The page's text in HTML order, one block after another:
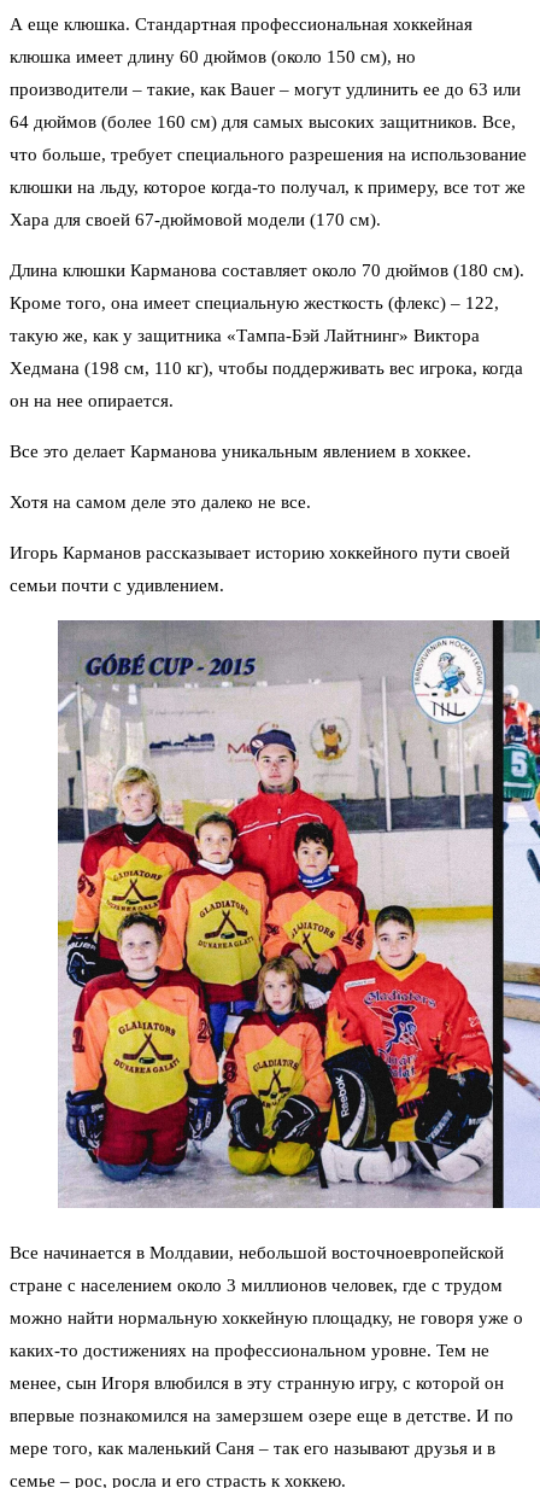
А еще клюшка. Стандартная профессиональная хоккейная
клюшка имеет длину 60 дюймов (около 150 см), но
производители – такие, как Bauer – могут удлинить ее до 63 или
64 дюймов (более 160 см) для самых высоких защитников. Все,
что больше, требует специального разрешения на использование
клюшки на льду, которое когда-то получал, к примеру, все тот же
Хара для своей 67-дюймовой модели (170 см).
Длина клюшки Карманова составляет около 70 дюймов (180 см).
Кроме того, она имеет специальную жесткость (флекс) – 122,
такую ​​же, как у защитника «Тампа-Бэй Лайтнинг» Виктора
Хедмана (198 см, 110 кг), чтобы поддерживать вес игрока, когда
он на нее опирается.
Все это делает Карманова уникальным явлением в хоккее.
Хотя на самом деле это далеко не все.
Игорь Карманов рассказывает историю хоккейного пути своей
семьи почти с удивлением.
Все начинается в Молдавии, небольшой восточноевропейской
стране с населением около 3 миллионов человек, где с трудом
можно найти нормальную хоккейную площадку, не говоря уже о
каких-то достижениях на профессиональном уровне. Тем не
менее, сын Игоря влюбился в эту странную игру, с которой он
впервые познакомился на замерзшем озере еще в детстве. И по
мере того, как маленький Саня – так его называют друзья и в
семье – рос, росла и его страсть к хоккею.